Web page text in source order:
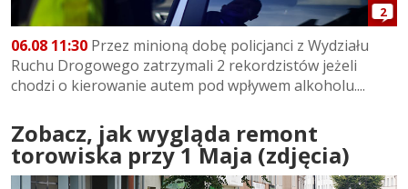
2
06.08 11:30 Przez minioną dobę policjanci z Wydziału
Ruchu Drogowego zatrzymali 2 rekordzistów jeżeli
chodzi o kierowanie autem pod wpływem alkoholu....
Zobacz, jak wygląda remont
torowiska przy 1 Maja (zdjęcia)